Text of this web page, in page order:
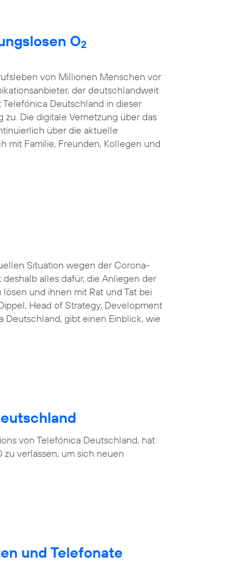
O2
von Millionen Menschen vor
der deutschlandweit
Deutschland in dieser
Die digitale Vernetzung über das
über die aktuelle
mit Familie, Freunden, Kollegen und
Situation wegen der Corona-
alles dafür, die Anliegen der
und ihnen mit Rat und Tat bei
Head of Strategy, Development
Deutschland, gibt einen Einblick, wie
von Telefónica Deutschland, hat
verlassen, um sich neuen
und Telefonate